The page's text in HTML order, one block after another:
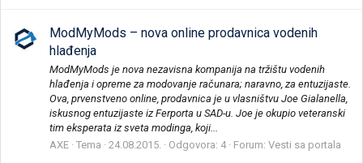
ModMyMods – nova online prodavnica vodenih
hlađenja
ModMyMods je nova nezavisna kompanija na tržištu vodenih
hlađenja i opreme za modovanje računara; naravno, za entuzijaste.
Ova, prvenstveno online, prodavnica je u vlasništvu Joe Gialanella,
iskusnog entuzijaste iz Ferporta u SAD-u. Joe je okupio veteranski
tim eksperata iz sveta modinga, koji...
AXE Tema 24.08.2015. Odgovora: 4 Forum: Vesti sa portala